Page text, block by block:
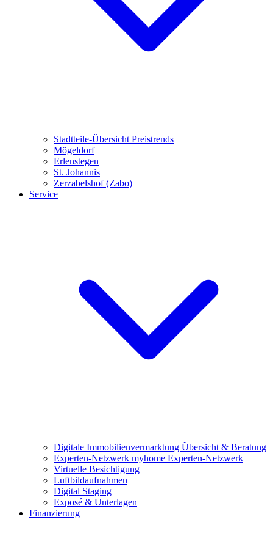
Stadtteile-Übersicht Preistrends
Mögeldorf
Erlenstegen
St. Johannis
Zerzabelshof (Zabo)
Service
Digitale Immobilienvermarktung Übersicht & Beratung
Experten-Netzwerk myhome Experten-Netzwerk
Virtuelle Besichtigung
Luftbildaufnahmen
Digital Staging
Exposé & Unterlagen
Finanzierung